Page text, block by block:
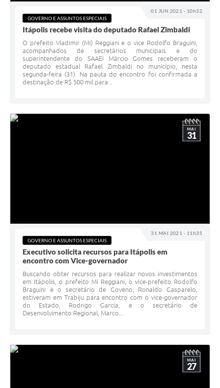
01 JUN 2021 - 10h32
GOVERNO E ASSUNTOS ESPECIAIS
Itápolis recebe visita do deputado Rafael Zimbaldi
O prefeito Vladimir (Mi) Reggiani e o vice Rodolfo Braguini,
acompanhados de secretários municipais e do
superintendente do SAAEI Márcio Gomes receberam o
deputado estadual Rafael Zimbaldi no município, nesta
segunda-feira (31). Na pauta do encontro foi confirmada a
destinação de R$ 500 mil para...
31 MAI 2021 - 11h35
MAI
31
GOVERNO E ASSUNTOS ESPECIAIS
Executivo solicita recursos para Itápolis em
encontro com Vice-governador
Buscando obter recursos para realizar novos investimentos
em Itápolis, o prefeito Mi Reggiani, o vice-prefeito Rodolfo
Braguini e o secretário de Goveno, Ronaldo Gasparelo,
estiveram em Trabiju para encontro com o vice-governador
do Estado, Rodrigo Garcia, e o secretário de
Desenvolvimento Regional, Marco...
MAI
27